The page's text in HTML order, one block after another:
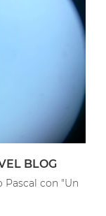
BLOG
Pascal con "Un